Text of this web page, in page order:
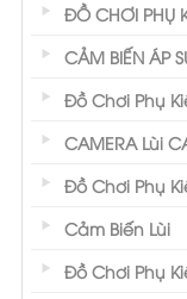
ĐỒ CHƠI PHỤ
CẢM BIẾN ÁP
Đồ Chơi Phụ
CAMERA Lùi
Đồ Chơi Phụ
Cảm Biến Lùi
Đồ Chơi Phụ